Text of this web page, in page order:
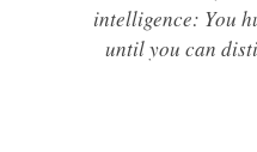
intelligence: You
until you can